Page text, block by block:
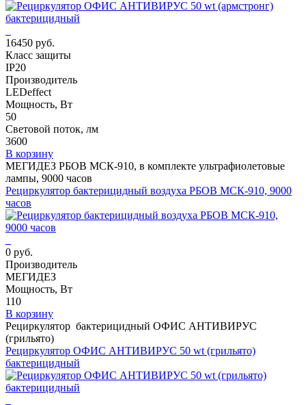
16450 руб.
Класс защиты
IP20
Производитель
LEDeffect
Мощность, Вт
50
Световой поток, лм
3600
В корзину
МЕГИДЕЗ РБОВ МСК-910, в комплекте ультрафиолетовые
лампы, 9000 часов
Рециркулятор бактерицидный воздуха РБОВ МСК-910, 9000
часов
0 руб.
Производитель
МЕГИДЕЗ
Мощность, Вт
110
В корзину
Рециркулятор бактерицидный ОФИС АНТИВИРУС
(грильято)
Рециркулятор ОФИС АНТИВИРУС 50 wt (грильято)
бактерицидный